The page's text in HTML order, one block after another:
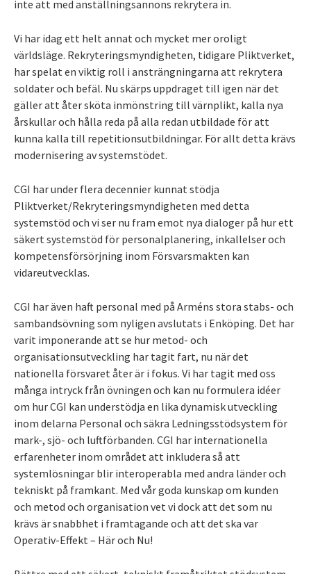
inte att med anställningsannons rekrytera in.
Vi har idag ett helt annat och mycket mer oroligt
världsläge. Rekryteringsmyndigheten, tidigare Pliktverket,
har spelat en viktig roll i ansträngningarna att rekrytera
soldater och befäl. Nu skärps uppdraget till igen när det
gäller att åter sköta inmönstring till värnplikt, kalla nya
årskullar och hålla reda på alla redan utbildade för att
kunna kalla till repetitionsutbildningar. För allt detta krävs
modernisering av systemstödet.
CGI har under flera decennier kunnat stödja
Pliktverket/Rekryteringsmyndigheten med detta
systemstöd och vi ser nu fram emot nya dialoger på hur ett
säkert systemstöd för personalplanering, inkallelser och
kompetensförsörjning inom Försvarsmakten kan
vidareutvecklas.
CGI har även haft personal med på Arméns stora stabs- och
sambandsövning som nyligen avslutats i Enköping. Det har
varit imponerande att se hur metod- och
organisationsutveckling har tagit fart, nu när det
nationella försvaret åter är i fokus. Vi har tagit med oss
många intryck från övningen och kan nu formulera idéer
om hur CGI kan understödja en lika dynamisk utveckling
inom delarna Personal och säkra Ledningsstödsystem för
mark-, sjö- och luftförbanden. CGI har internationella
erfarenheter inom området att inkludera så att
systemlösningar blir interoperabla med andra länder och
tekniskt på framkant. Med vår goda kunskap om kunden
och metod och organisation vet vi dock att det som nu
krävs är snabbhet i framtagande och att det ska var
Operativ-Effekt – Här och Nu!